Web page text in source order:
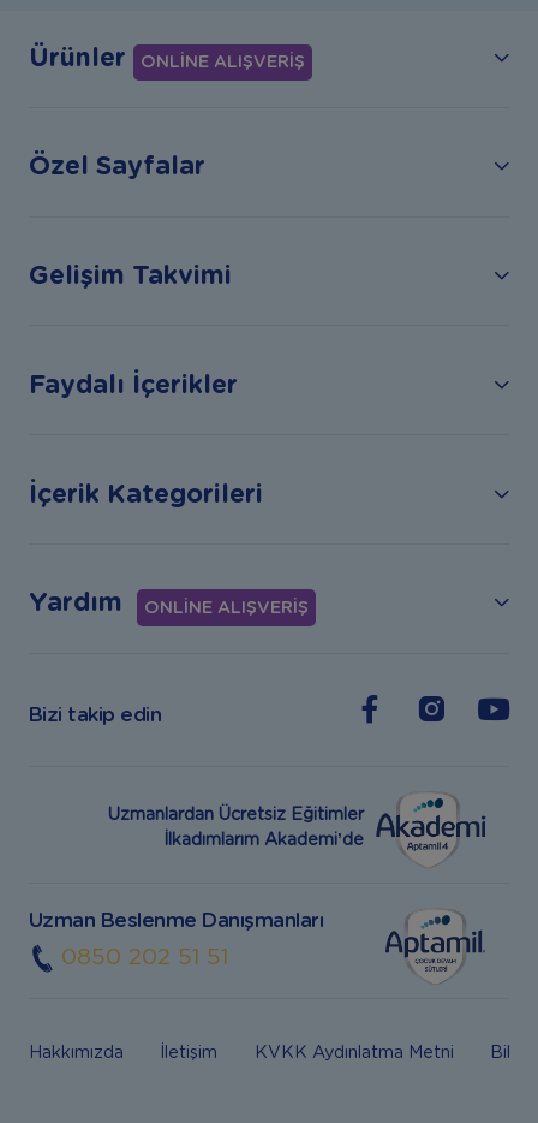
Ürünler ONLİNE ALIŞVERİŞ
Özel Sayfalar
Gelişim Takvimi
Faydalı İçerikler
İçerik Kategorileri
Yardım ONLİNE ALIŞVERİŞ
Bizi takip edin
Uzmanlardan Ücretsiz Eğitimler
İlkadımlarım Akademi’de
Uzman Beslenme Danışmanları
0850 202 51 51
Hakkımızda İletişim KVKK Aydınlatma Metni Bilgi